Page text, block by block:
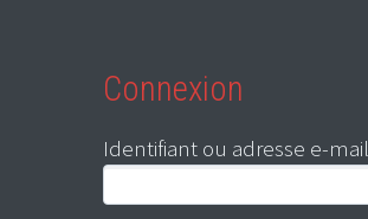
Connexion
Identifiant ou adresse e-mail